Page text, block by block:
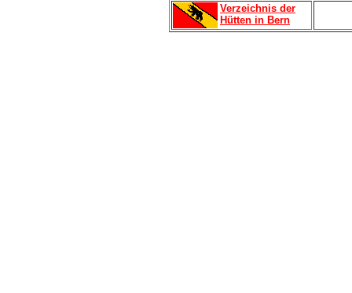
Verzeichnis der
Hütten in Bern